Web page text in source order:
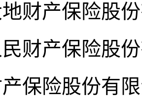
财产保险股
财产保险股
保险股份有